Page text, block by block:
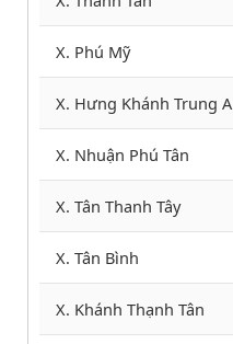
X. Phú Mỹ
X. Hưng Khánh Trung A
X. Nhuận Phú Tân
X. Tân Thanh Tây
X. Tân Bình
X. Khánh Thạnh Tân